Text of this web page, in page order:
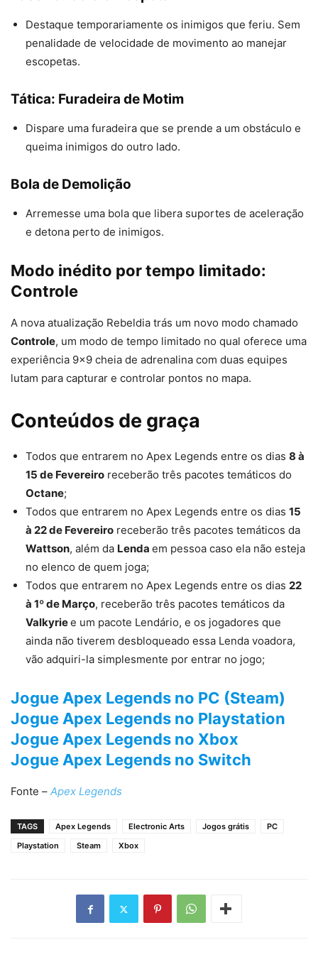
Destaque temporariamente os inimigos que feriu. Sem
penalidade de velocidade de movimento ao manejar
escopetas.
Tática: Furadeira de Motim
Dispare uma furadeira que se prende a um obstáculo e
queima inimigos do outro lado.
Bola de Demolição
Arremesse uma bola que libera suportes de aceleração
e detona perto de inimigos.
Modo inédito por tempo limitado:
Controle
A nova atualização Rebeldia trás um novo modo chamado
Controle, um modo de tempo limitado no qual oferece uma
experiência 9×9 cheia de adrenalina com duas equipes
lutam para capturar e controlar pontos no mapa.
Conteúdos de graça
Todos que entrarem no Apex Legends entre os dias 8 à
15 de Fevereiro receberão três pacotes temáticos do
Octane;
Todos que entrarem no Apex Legends entre os dias 15
à 22 de Fevereiro receberão três pacotes temáticos da
Wattson, além da Lenda em pessoa caso ela não esteja
no elenco de quem joga;
Todos que entrarem no Apex Legends entre os dias 22
à 1º de Março, receberão três pacotes temáticos da
Valkyriee um pacote Lendário, e os jogadores que
ainda não tiverem desbloqueado essa Lenda voadora,
vão adquiri-la simplesmente por entrar no jogo;
Jogue Apex Legends no PC (Steam)
Jogue Apex Legends no Playstation
Jogue Apex Legends no Xbox
Jogue Apex Legends no Switch
Fonte – Apex Legends
TAGS Apex Legends Electronic Arts Jogos grátis
PC
Playstation
Steam Xbox